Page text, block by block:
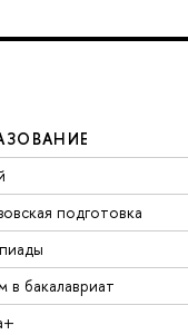
подготовка
в бакалавриат